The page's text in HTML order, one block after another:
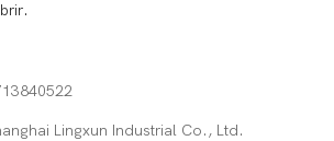
Lingxun Industrial Co., Ltd.